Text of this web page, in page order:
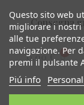
Consegna
0,00 €
Questo sito web
migliorare i
alle tue
navigazione. Per
premi il pulsante
Piú info